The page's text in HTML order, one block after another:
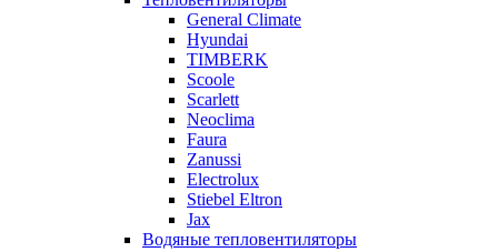
General Climate
Hyundai
TIMBERK
Scoole
Scarlett
Neoclima
Faura
Zanussi
Electrolux
Stiebel Eltron
Jax
Водяные тепловентиляторы